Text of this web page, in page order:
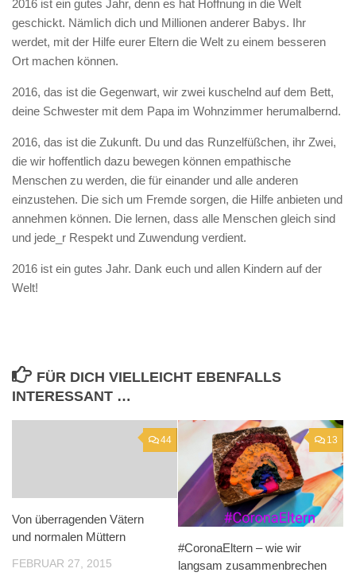
2016 ist ein gutes Jahr, denn es hat Hoffnung in die Welt
geschickt. Nämlich dich und Millionen anderer Babys. Ihr
werdet, mit der Hilfe eurer Eltern die Welt zu einem besseren
Ort machen können.
2016, das ist die Gegenwart, wir zwei kuschelnd auf dem Bett,
deine Schwester mit dem Papa im Wohnzimmer herumalbernd.
2016, das ist die Zukunft. Du und das Runzelfüßchen, ihr Zwei,
die wir hoffentlich dazu bewegen können empathische
Menschen zu werden, die für einander und alle anderen
einzustehen. Die sich um Fremde sorgen, die Hilfe anbieten und
annehmen können. Die lernen, dass alle Menschen gleich sind
und jede_r Respekt und Zuwendung verdient.
2016 ist ein gutes Jahr. Dank euch und allen Kindern auf der
Welt!
FÜR DICH VIELLEICHT EBENFALLS
INTERESSANT …
44
Von überragenden Vätern
und normalen Müttern
FEBRUAR 27, 2015
13
#CoronaEltern – wie wir
langsam zusammenbrechen